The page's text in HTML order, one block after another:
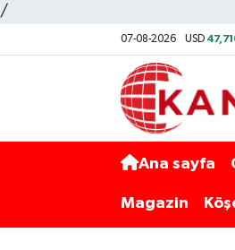
/
07-08-2026 USD
Ana sayfa
Magazin